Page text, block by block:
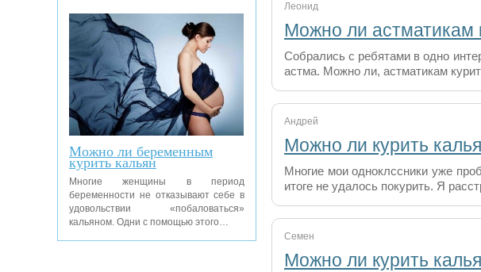
Леонид
Можно ли астматикам
Собрались с ребятами в одно
астма. Можно ли, астматикам
Андрей
Можно ли курить
Многие мои одноклссники уже
итоге не удалось покурить. Я
Семен
Можно ли курить
Можно ли беременным
курить кальян
Многие женщины в период
беременности не отказывают себе в
удовольствии «побаловаться»
кальяном. Одни с помощью этого…